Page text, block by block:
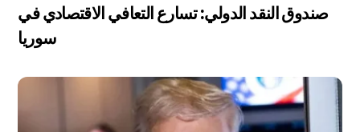
صندوق النقد الدولي: تسارع التعافي الاقتصادي في
سوريا